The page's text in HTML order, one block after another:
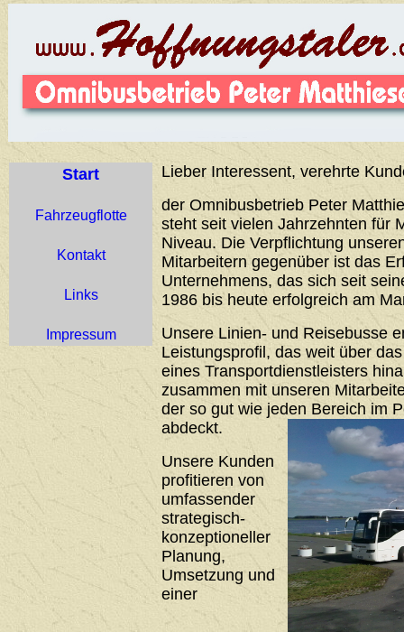
Start
Fahrzeugflotte
Kontakt
Links
Impressum
Lieber Interessent, verehrte
der Omnibusbetrieb Peter
steht seit vielen Jahrzehnten für
Niveau. Die Verpflichtung
Mitarbeitern gegenüber ist das
Unternehmens, das sich seit
1986 bis heute erfolgreich am
Unsere Linien- und Reisebusse
Leistungsprofil, das weit über
eines Transportdienstleisters
zusammen mit unseren
der so gut wie jeden Bereich im
abdeckt.
Unsere Kunden
profitieren von
umfassender
strategisch-
konzeptioneller
Planung,
Umsetzung und
einer